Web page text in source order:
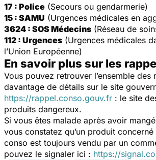
17 : Police (Secours ou gendarmerie)
15 : SAMU (Urgences médicales en
3624 : SOS Médecins (Réseau de
112 : Urgences (Urgences médicales
l’Union Européenne)
En savoir plus sur les
Vous pouvez retrouver l’ensemble des
davantage de détails sur le site
https://rappel.conso.gouv.fr : le site
produits dangereux.
Si vous êtes malade après avoir
vous constatez qu’un produit
conso est toujours vendu par un
pouvez le signaler ici : https://